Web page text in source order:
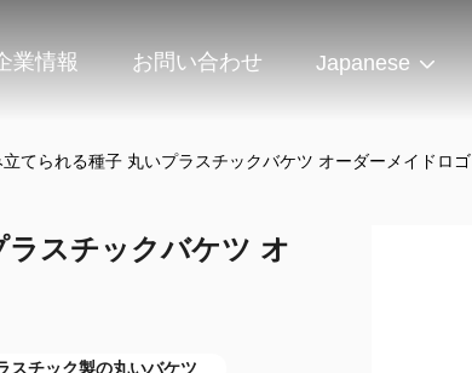
業情報 お問い合わせ Japanese
てられる種子 丸いプラスチックバケツ オーダーメイドロゴ
ラスチックバケツ オ
スチック製の丸いバケツ